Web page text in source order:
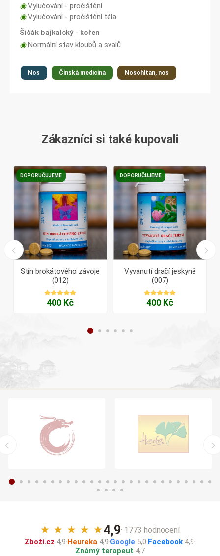
◉Vylučování - pročištění
◉Vylučování - pročištění těla
Šišák bajkalský - kořen
◉Normální stav kloubů a svalů
Nos Čínská medicína Nosohltan, nos
Zákazníci si také kupovali
DOPORUČUJEME
Stín brokátového závoje
(012)
400 Kč
DOPORUČUJEME
Vyvanutí dračí jeskyně
(007)
400 Kč
★ ★ ★ ★ ★4,9· 1773 hodnocení
Zboží.cz 4,9·Heureka 4,9·Google 5,0·Facebook 4,9·
Známý terapeut 4,7